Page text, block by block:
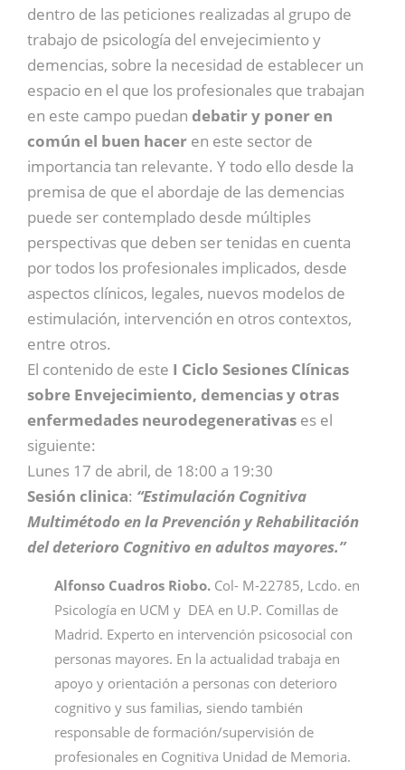
dentro de las peticiones realizadas al grupo de
trabajo de psicología del envejecimiento y
demencias, sobre la necesidad de establecer un
espacio en el que los profesionales que trabajan
en este campo puedan debatir y poner en
común el buen hacer en este sector de
importancia tan relevante. Y todo ello desde la
premisa de que el abordaje de las demencias
puede ser contemplado desde múltiples
perspectivas que deben ser tenidas en cuenta
por todos los profesionales implicados, desde
aspectos clínicos, legales, nuevos modelos de
estimulación, intervención en otros contextos,
entre otros.
El contenido de este I Ciclo Sesiones Clínicas
sobre Envejecimiento, demencias y otras
enfermedades neurodegenerativas es el
siguiente:
Lunes 17 de abril, de 18:00 a 19:30
Sesión clinica: “Estimulación Cognitiva
Multimétodo en la Prevención y Rehabilitación
del deterioro Cognitivo en adultos mayores.”
Alfonso Cuadros Riobo. Col- M-22785, Lcdo. en
Psicología en UCM y DEA en U.P. Comillas de
Madrid. Experto en intervención psicosocial con
personas mayores. En la actualidad trabaja en
apoyo y orientación a personas con deterioro
cognitivo y sus familias, siendo también
responsable de formación/supervisión de
profesionales en Cognitiva Unidad de Memoria.